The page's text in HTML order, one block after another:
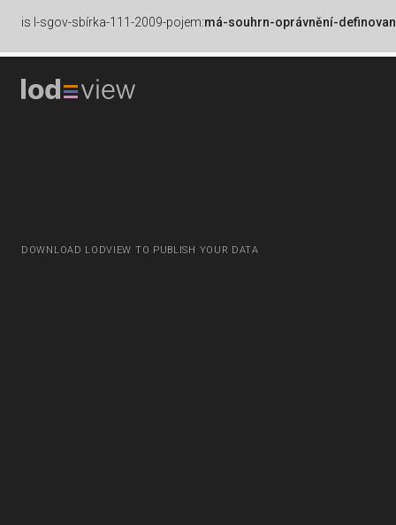
is l-sgov-sbírka-111-2009-pojem:má-souhrn-oprávnění-
DOWNLOAD LODVIEW TO PUBLISH YOUR DATA